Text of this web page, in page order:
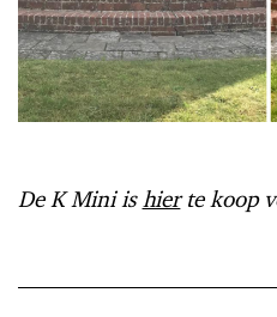
De K Mini ishierte koop